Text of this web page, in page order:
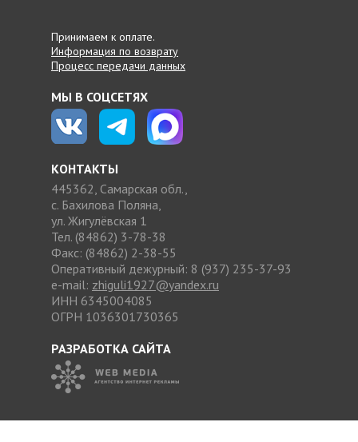
Принимаем к оплате.
Информация по возврату
Процесс передачи данных
МЫ В СОЦСЕТЯХ
КОНТАКТЫ
445362, Самарская обл.,
с. Бахилова Поляна,
ул. Жигулёвская 1
Тел. (84862) 3-78-38
Факс: (84862) 2-38-55
Оперативный дежурный: 8 (937) 235-37-93
e-mail: zhiguli1927@yandex.ru
ИНН 6345004085
ОГРН 1036301730365
РАЗРАБОТКА САЙТА